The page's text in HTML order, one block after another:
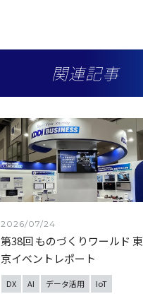
関連記事
2026/07/24
第38回 ものづくりワールド 東
京イベントレポート
DX AI データ活用
IoT